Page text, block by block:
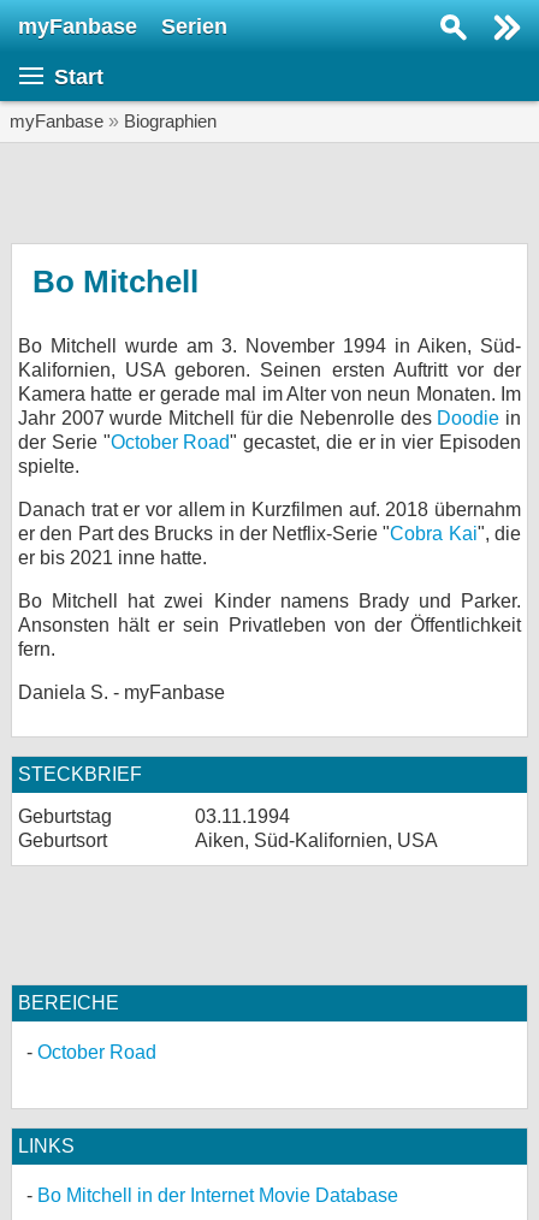
myFanbase Serien
Start
myFanbase » Biographien
Bo Mitchell
Bo Mitchell wurde am 3. November 1994 in Aiken, Süd-
Kalifornien, USA geboren. Seinen ersten Auftritt vor der
Kamera hatte er gerade mal im Alter von neun Monaten. Im
Jahr 2007 wurde Mitchell für die Nebenrolle des Doodie in
der Serie "October Road" gecastet, die er in vier Episoden
spielte.
Danach trat er vor allem in Kurzfilmen auf. 2018 übernahm
er den Part des Brucks in der Netflix-Serie "Cobra Kai", die
er bis 2021 inne hatte.
Bo Mitchell hat zwei Kinder namens Brady und Parker.
Ansonsten hält er sein Privatleben von der Öffentlichkeit
fern.
Daniela S. - myFanbase
STECKBRIEF
Geburtstag
03.11.1994
Geburtsort
Aiken, Süd-Kalifornien, USA
BEREICHE
October Road
LINKS
Bo Mitchell in der Internet Movie Database
KULTUR
Specials
SERVICE
Forum
bei Facebook
Nutzungsbedingungen
Datenschutz